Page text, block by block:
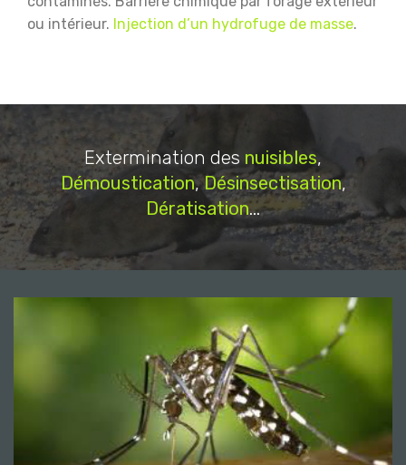
ou intérieur. Injection d’un hydrofuge de masse.
Extermination des nuisibles,
Démoustication,Désinsectisation,
Dératisation...